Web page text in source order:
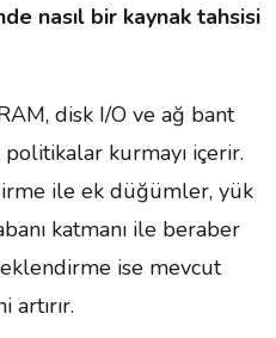
nasıl bir kaynak tahsisi
disk I/O ve ağ bant
kurmayı içerir.
ile ek düğümler, yük
katmanı ile beraber
ise mevcut